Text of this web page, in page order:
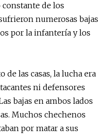
constante de los
numerosas bajas
por la infantería y los
las casas, la lucha era
ni defensores
bajas en ambos lados
Muchos chechenos
por matar a sus